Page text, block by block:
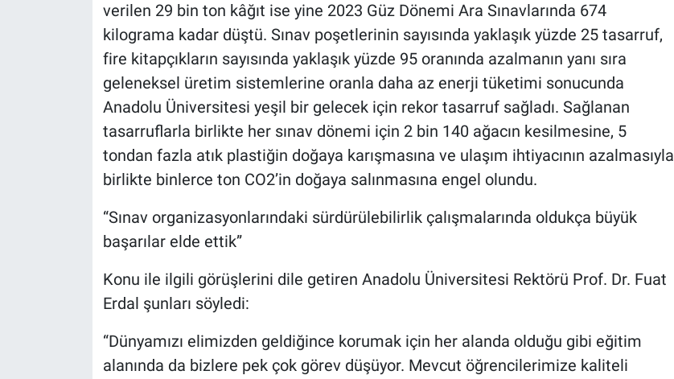
verilen 29 bin ton kâğıt ise yine 2023 Güz Dönemi Ara Sınavlarında 674
kilograma kadar düştü. Sınav poşetlerinin sayısında yaklaşık yüzde 25 tasarruf,
fire kitapçıkların sayısında yaklaşık yüzde 95 oranında azalmanın yanı sıra
geleneksel üretim sistemlerine oranla daha az enerji tüketimi sonucunda
Anadolu Üniversitesi yeşil bir gelecek için rekor tasarruf sağladı. Sağlanan
tasarruflarla birlikte her sınav dönemi için 2 bin 140 ağacın kesilmesine, 5
tondan fazla atık plastiğin doğaya karışmasına ve ulaşım ihtiyacının azalmasıyla
birlikte binlerce ton CO2’in doğaya salınmasına engel olundu.
“Sınav organizasyonlarındaki sürdürülebilirlik çalışmalarında oldukça büyük
başarılar elde ettik”
Konu ile ilgili görüşlerini dile getiren Anadolu Üniversitesi Rektörü Prof. Dr. Fuat
Erdal şunları söyledi:
“Dünyamızı elimizden geldiğince korumak için her alanda olduğu gibi eğitim
alanında da bizlere pek çok görev düşüyor. Mevcut öğrencilerimize kaliteli